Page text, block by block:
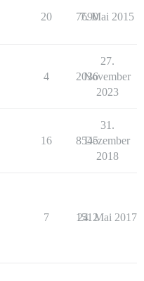
20 7690
7. Mai 2015
4 2036
27.
November
2023
16 8545
31.
Dezember
2018
7 1512
24. Mai 2017